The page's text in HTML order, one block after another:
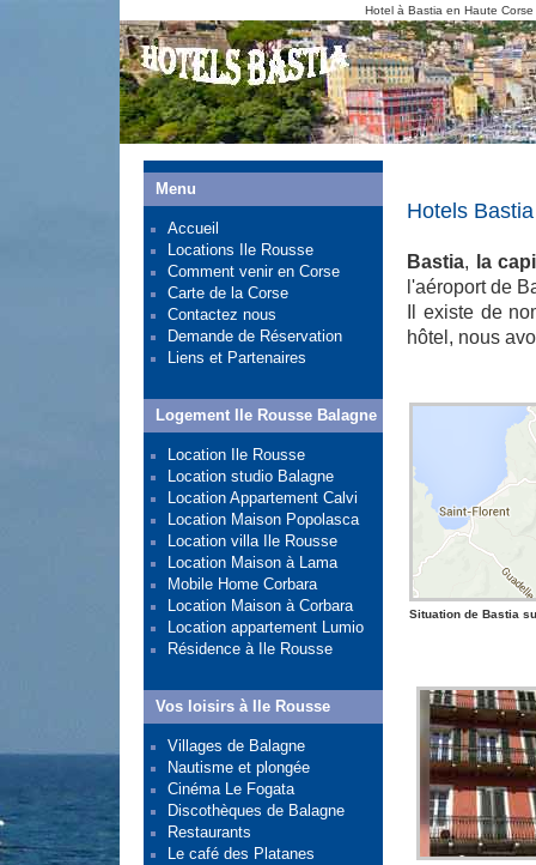
Hotel à Bastia en Haute Corse
Hotels Bastia
Bastia,
la
l'aéroport de
Il existe de
hôtel, nous
Situation de Bastia
Menu
Accueil
Locations Ile Rousse
Comment venir en Corse
Carte de la Corse
Contactez nous
Demande de Réservation
Liens et Partenaires
Logement Ile Rousse Balagne
Location Ile Rousse
Location studio Balagne
Location Appartement Calvi
Location Maison Popolasca
Location villa Ile Rousse
Location Maison à Lama
Mobile Home Corbara
Location Maison à Corbara
Location appartement Lumio
Résidence à Ile Rousse
Vos loisirs à Ile Rousse
Villages de Balagne
Nautisme et plongée
Cinéma Le Fogata
Discothèques de Balagne
Restaurants
Le café des Platanes